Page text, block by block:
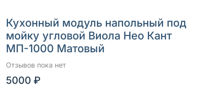
Кухонный модуль напольный под
мойку угловой Виола Нео Кант
МП-1000 Матовый
Отзывов пока нет
5000 ₽